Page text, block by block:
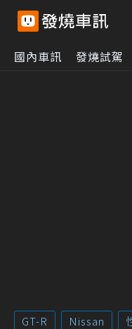
國內車訊 發燒試駕
GT-R Nissan